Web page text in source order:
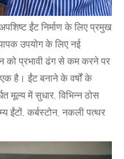
ईंट निर्माण के लिए प्रमुख
उपयोग के लिए नई
को प्रभावी ढंग से कम करने पर
है। ईंट बनाने के वर्षों के
मूल्य में सुधार, विभिन्न ठोस
ईंटों, कर्बस्टोन, नकली पत्थर